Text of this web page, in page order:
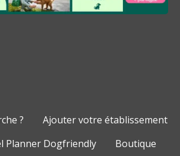
?
Ajouter votre établissement
Planner Dogfriendly
Boutique